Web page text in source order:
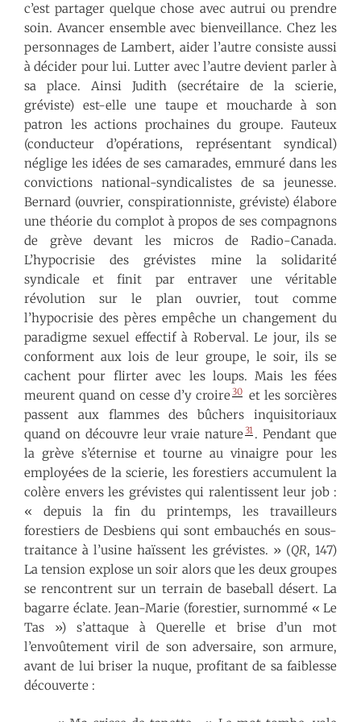
c’est partager quelque chose avec autrui ou prendre
soin. Avancer ensemble avec bienveillance. Chez les
personnages de Lambert, aider l’autre consiste aussi
à décider pour lui. Lutter avec l’autre devient parler à
sa place. Ainsi Judith (secrétaire de la scierie,
gréviste) est-elle une taupe et moucharde à son
patron les actions prochaines du groupe. Fauteux
(conducteur d’opérations, représentant syndical)
néglige les idées de ses camarades, emmuré dans les
convictions national-syndicalistes de sa jeunesse.
Bernard (ouvrier, conspirationniste, gréviste) élabore
une théorie du complot à propos de ses compagnons
de grève devant les micros de Radio-Canada.
L’hypocrisie des grévistes mine la solidarité
syndicale et finit par entraver une véritable
révolution sur le plan ouvrier, tout comme
l’hypocrisie des pères empêche un changement du
paradigme sexuel effectif à Roberval. Le jour, ils se
conforment aux lois de leur groupe, le soir, ils se
cachent pour flirter avec les loups. Mais les fées
meurent quand on cesse d’y croire30 et les sorcières
passent aux flammes des bûchers inquisitoriaux
quand on découvre leur vraie nature31 . Pendant que
la grève s’éternise et tourne au vinaigre pour les
employé·e·s de la scierie, les forestiers accumulent la
colère envers les grévistes qui ralentissent leur job :
« depuis la fin du printemps, les travailleurs
forestiers de Desbiens qui sont embauchés en sous-
traitance à l’usine haïssent les grévistes. » (QR, 147)
La tension explose un soir alors que les deux groupes
se rencontrent sur un terrain de baseball désert. La
bagarre éclate. Jean-Marie (forestier, surnommé « Le
Tas ») s’attaque à Querelle et brise d’un mot
l’envoûtement viril de son adversaire, son armure,
avant de lui briser la nuque, profitant de sa faiblesse
découverte :